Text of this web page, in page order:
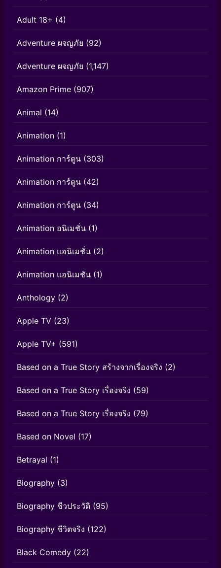
Adult 18+ (4)
Adventure ผจญภัย (92)
Adventure ผจญภัย (1,147)
Amazon Prime (907)
Animal (14)
Animation (1)
Animation การ์ตูน (303)
Animation การ์ตูน (42)
Animation การ์ตูน (34)
Animation อนิเมชั่น (1)
Animation แอนิเมชั่น (2)
Animation แอนิเมชัน (1)
Anthology (2)
Apple TV (23)
Apple TV+ (591)
Based on a True Story สร้างจากเรื่องจริง (2)
Based on a True Story เรื่องจริง (59)
Based on a True Story เรื่องจริง (79)
Based on Novel (17)
Betrayal (1)
Biography (3)
Biography ชีวประวัติ (95)
Biography ชีวิตจริง (122)
Black Comedy (22)